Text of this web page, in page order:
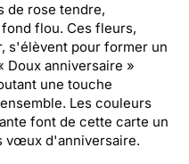
de rose tendre,
flou. Ces fleurs,
s'élèvent pour former un
Doux anniversaire »
une touche
Les couleurs
font de cette carte un
vœux d'anniversaire.